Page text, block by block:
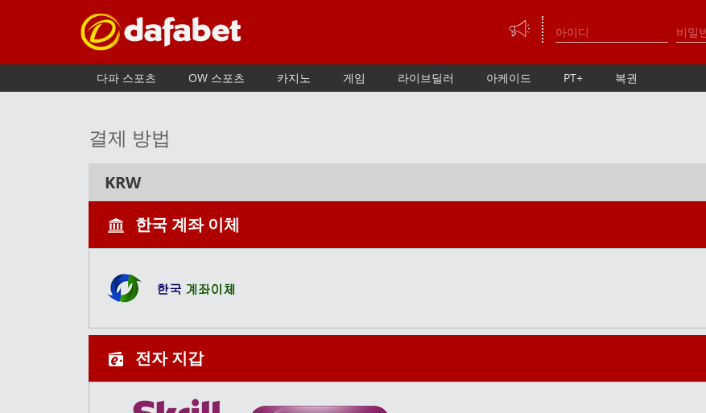
다파 스포츠 OW 스포츠 카지노 게임 라이브딜러 아케이드 PT+ 복권
결제 방법
KRW
한국 계좌 이체
전자 지갑